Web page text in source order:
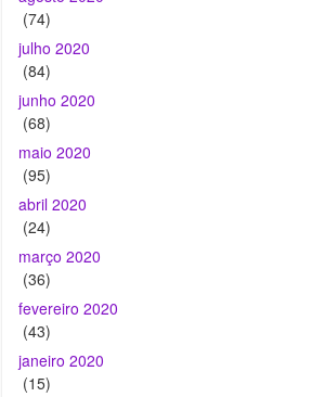
junho 2020
(68)
maio 2020
(95)
abril 2020
(24)
março 2020
(36)
fevereiro 2020
(43)
janeiro 2020
(15)
dezembro 2019
(33)
novembro 2019